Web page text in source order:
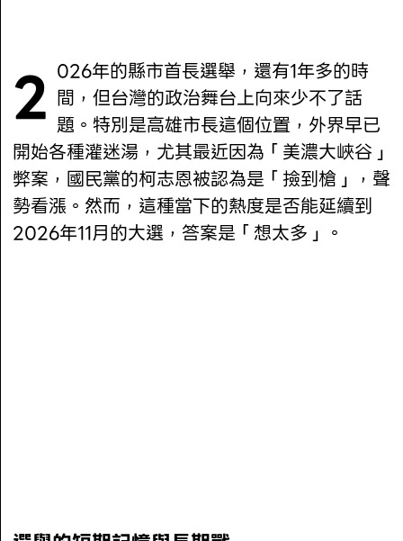
2026年的縣市首長選舉，還有1年多的時 間，但台灣的政治舞台上向來少不了話
題。特別是高雄市長這個位置，外界早已
開始各種灌迷湯，尤其最近因為「美濃大峽谷」
弊案，國民黨的柯志恩被認為是「撿到槍」，聲
勢看漲。然而，這種當下的熱度是否能延續到
2026年11月的大選，答案是「想太多」。